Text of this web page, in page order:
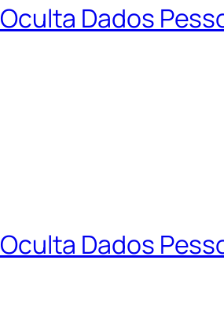
Dados
Dados